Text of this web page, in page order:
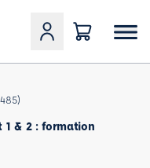
1 & 2 : formation